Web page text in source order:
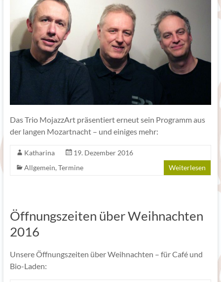
Das Trio MojazzArt präsentiert erneut sein Programm aus
der langen Mozartnacht – und einiges mehr:
Katharina
19. Dezember 2016
Allgemein, Termine Weiterlesen
Öffnungszeiten über Weihnachten
2016
Unsere Öffnungszeiten über Weihnachten – für Café und
Bio-Laden: